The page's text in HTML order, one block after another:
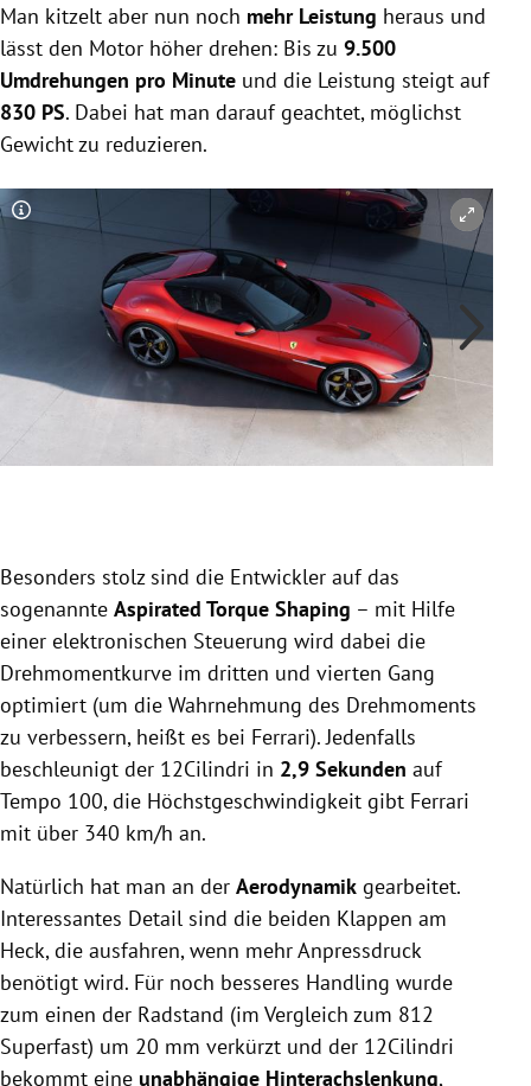
Man kitzelt aber nun noch mehr Leistung heraus und
lässt den Motor höher drehen: Bis zu 9.500
Umdrehungen pro Minute und die Leistung steigt auf
830 PS. Dabei hat man darauf geachtet, möglichst
Gewicht zu reduzieren.
Copyright-Hinweis öffnen/schließen
Besonders stolz sind die Entwickler auf das
sogenannte Aspirated Torque Shaping – mit Hilfe
einer elektronischen Steuerung wird dabei die
Drehmomentkurve im dritten und vierten Gang
optimiert (um die Wahrnehmung des Drehmoments
zu verbessern, heißt es bei Ferrari). Jedenfalls
beschleunigt der 12Cilindri in 2,9 Sekunden auf
Tempo 100, die Höchstgeschwindigkeit gibt Ferrari
mit über 340 km/h an.
Natürlich hat man an der Aerodynamik gearbeitet.
Interessantes Detail sind die beiden Klappen am
Heck, die ausfahren, wenn mehr Anpressdruck
benötigt wird. Für noch besseres Handling wurde
zum einen der Radstand (im Vergleich zum 812
Superfast) um 20 mm verkürzt und der 12Cilindri
bekommt eine unabhängige Hinterachslenkung,